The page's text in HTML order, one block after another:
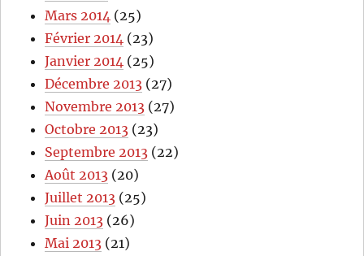
Mars 2014 (25)
Février 2014 (23)
Janvier 2014 (25)
Décembre 2013 (27)
Novembre 2013 (27)
Octobre 2013 (23)
Septembre 2013 (22)
Août 2013 (20)
Juillet 2013 (25)
Juin 2013 (26)
Mai 2013 (21)